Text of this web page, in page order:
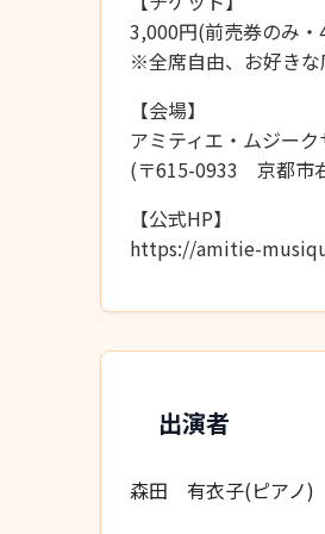
3,000円(前売券のみ・
※全席自由、お好き
【会場】
アミティエ・ムジーク
(〒615-0933 京都市
【公式HP】
https://amitie-
出演者
森田 有衣子(ピアノ)